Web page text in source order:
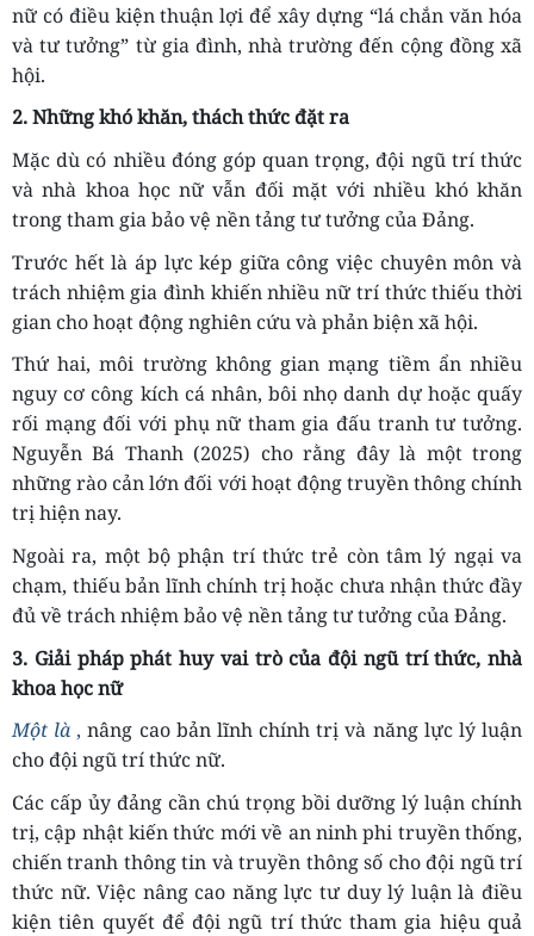
nữ có điều kiện thuận lợi để xây dựng “lá chắn văn hóa
và tư tưởng” từ gia đình, nhà trường đến cộng đồng xã
hội.
2. Những khó khăn, thách thức đặt ra
Mặc dù có nhiều đóng góp quan trọng, đội ngũ trí thức
và nhà khoa học nữ vẫn đối mặt với nhiều khó khăn
trong tham gia bảo vệ nền tảng tư tưởng của Đảng.
Trước hết là áp lực kép giữa công việc chuyên môn và
trách nhiệm gia đình khiến nhiều nữ trí thức thiếu thời
gian cho hoạt động nghiên cứu và phản biện xã hội.
Thứ hai, môi trường không gian mạng tiềm ẩn nhiều
nguy cơ công kích cá nhân, bôi nhọ danh dự hoặc quấy
rối mạng đối với phụ nữ tham gia đấu tranh tư tưởng.
Nguyễn Bá Thanh (2025) cho rằng đây là một trong
những rào cản lớn đối với hoạt động truyền thông chính
trị hiện nay.
Ngoài ra, một bộ phận trí thức trẻ còn tâm lý ngại va
chạm, thiếu bản lĩnh chính trị hoặc chưa nhận thức đầy
đủ về trách nhiệm bảo vệ nền tảng tư tưởng của Đảng.
3. Giải pháp phát huy vai trò của đội ngũ trí thức, nhà
khoa học nữ
Một là ,nâng cao bản lĩnh chính trị và năng lực lý luận
cho đội ngũ trí thức nữ.
Các cấp ủy đảng cần chú trọng bồi dưỡng lý luận chính
trị, cập nhật kiến thức mới về an ninh phi truyền thống,
chiến tranh thông tin và truyền thông số cho đội ngũ trí
thức nữ. Việc nâng cao năng lực tư duy lý luận là điều
kiện tiên quyết để đội ngũ trí thức tham gia hiệu quả